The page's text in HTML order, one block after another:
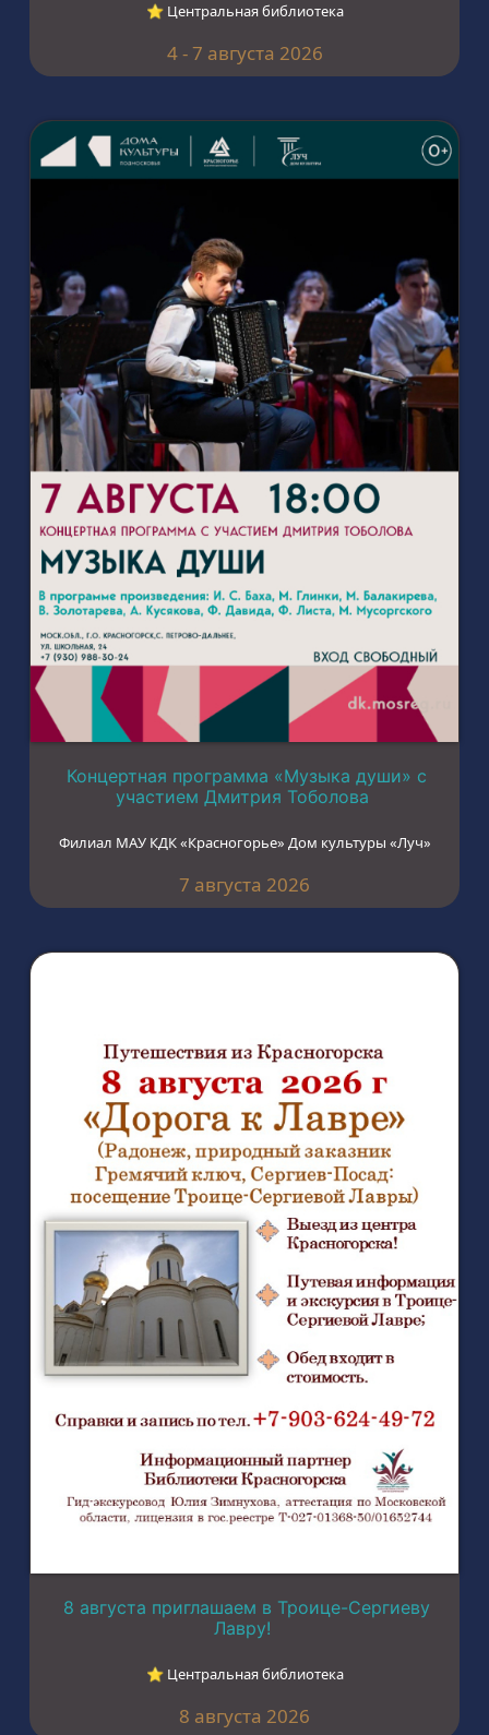
⭐︎ Центральная библиотека
4 - 7 августа 2026
Концертная программа «Музыка души» с
участием Дмитрия Тоболова
Филиал МАУ КДК «Красногорье» Дом культуры «Луч»
7 августа 2026
8 августа приглашаем в Троице-Сергиеву
Лавру!
⭐︎ Центральная библиотека
8 августа 2026